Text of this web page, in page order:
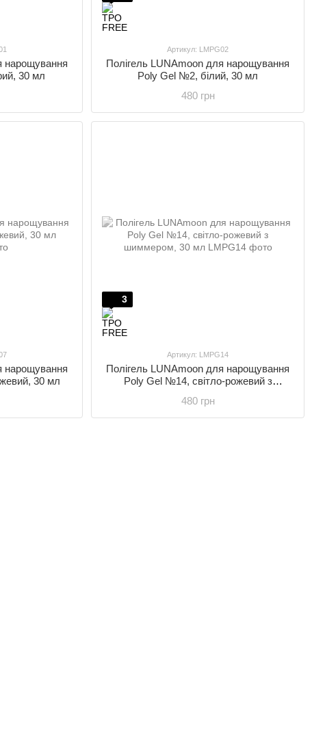
нарощування
30 мл
Артикул: LMPG02
Полігель LUNAmoon для нарощування
Poly Gel №2, білий, 30 мл
480 грн
нарощування
30 мл
3
Артикул: LMPG14
Полігель LUNAmoon для нарощування
Poly Gel №14, світло-рожевий з
480 грн